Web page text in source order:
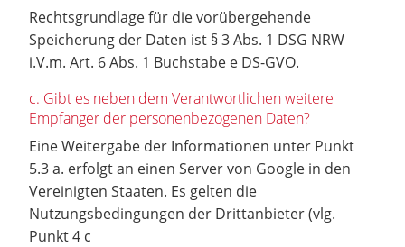
Rechtsgrundlage für die vorübergehende
Speicherung der Daten ist § 3 Abs. 1 DSG NRW
i.V.m. Art. 6 Abs. 1 Buchstabe e DS-GVO.
c. Gibt es neben dem Verantwortlichen weitere
Empfänger der personenbezogenen Daten?
Eine Weitergabe der Informationen unter Punkt
5.3 a. erfolgt an einen Server von Google in den
Vereinigten Staaten. Es gelten die
Nutzungsbedingungen der Drittanbieter (vlg.
Punkt 4 c